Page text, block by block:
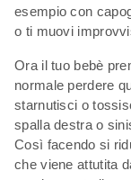
esempio con
o ti muovi
Ora il tuo bebè
normale perdere
starnutisci o
spalla destra o
Così facendo si
che viene attutita